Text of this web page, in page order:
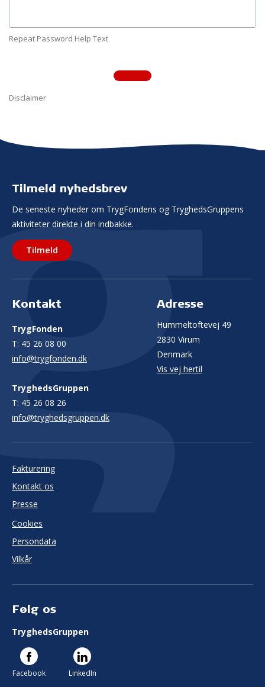
Repeat Password Help Text
Disclaimer
Tilmeld nyhedsbrev
De seneste nyheder om TrygFondens og TryghedsGruppens
aktiviteter direkte i din indbakke.
Tilmeld
Kontakt
TrygFonden
T: 45 26 08 00
info@trygfonden.dk
TryghedsGruppen
T: 45 26 08 26
info@tryghedsgruppen.dk
Adresse
Hummeltoftevej 49
2830 Virum
Denmark
Vis vej hertil
Fakturering
Kontakt os
Presse
Cookies
Persondata
Vilkår
Følg os
TryghedsGruppen
Facebook LinkedIn